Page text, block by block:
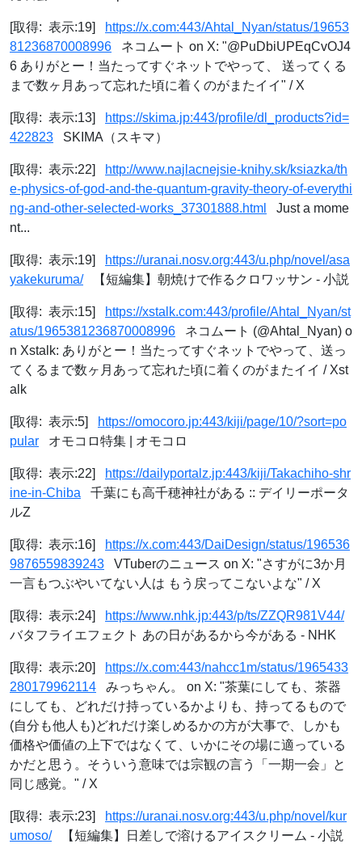
[取得: 表示:19]
https://x.com:443/Ahtal_Nyan/status/19653
81236870008996 ネコムート on X: "@PuDbiUPEqCvOJ4
6 ありがとー！当たってすぐネットでやって、 送ってくる
まで数ヶ月あって忘れた頃に着くのがまたイイ" / X
[取得: 表示:13]
https://skima.jp:443/profile/dl_products?id=
422823 SKIMA（スキマ）
[取得: 表示:22]
http://www.najlacnejsie-knihy.sk/ksiazka/th
e-physics-of-god-and-the-quantum-gravity-theory-of-everythi
ng-and-other-selected-works_37301888.html
Just a mome
nt...
[取得: 表示:19]
https://uranai.nosv.org:443/u.php/novel/asa
yakekuruma/【短編集】朝焼けで作るクロワッサン - 小説
[取得: 表示:15]
https://xstalk.com:443/profile/Ahtal_Nyan/st
atus/1965381236870008996 ネコムート (@Ahtal_Nyan) o
n Xstalk: ありがとー！当たってすぐネットでやって、送っ
てくるまで数ヶ月あって忘れた頃に着くのがまたイイ / Xst
alk
[取得: 表示:5]
https://omocoro.jp:443/kiji/page/10/?sort=po
pular オモコロ特集 | オモコロ
[取得: 表示:22]
https://dailyportalz.jp:443/kiji/Takachiho-shr
ine-in-Chiba 千葉にも高千穂神社がある :: デイリーポータ
ルZ
[取得: 表示:16]
https://x.com:443/DaiDesign/status/196536
9876559839243 VTuberのニュース on X: "さすがに3か月
一言もつぶやいてない人は もう戻ってこないよな" / X
[取得: 表示:24]
https://www.nhk.jp:443/p/ts/ZZQR981V44/
バタフライエフェクト あの日があるから今がある - NHK
[取得: 表示:20]
https://x.com:443/nahcc1m/status/1965433
280179962114 みっちゃん。 on X: "茶葉にしても、茶器
にしても、どれだけ持っているかよりも、持ってるもので
(自分も他人も)どれだけ楽しめるかの方が大事で、しかも
価格や価値の上下ではなくて、いかにその場に適っている
かだと思う。そういう意味では宗観の言う「一期一会」と
同じ感覚。" / X
[取得: 表示:23]
https://uranai.nosv.org:443/u.php/novel/kur
umoso/【短編集】日差しで溶けるアイスクリーム - 小説